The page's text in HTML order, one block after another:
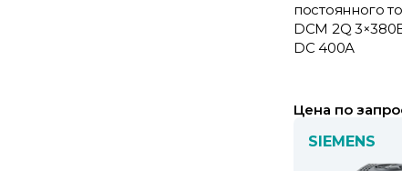
постоянного
DCM 2Q
DC 400А
Цена по
SIEMENS